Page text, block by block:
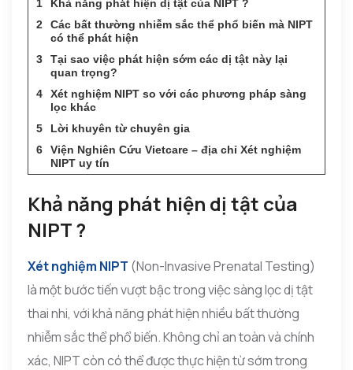
Khả năng phát hiện dị tật của NIPT ?
Các bất thường nhiễm sắc thể phổ biến mà NIPT
có thể phát hiện
Tại sao việc phát hiện sớm các dị tật này lại
quan trọng?
Xét nghiệm NIPT so với các phương pháp sàng
lọc khác
Lời khuyên từ chuyên gia
Viện Nghiên Cứu Vietcare – địa chỉ Xét nghiệm
NIPT uy tín
Khả năng phát hiện dị tật của
NIPT ?
Xét nghiệm NIPT (Non-Invasive Prenatal Testing)
là một bước tiến vượt bậc trong việc sàng lọc dị tật
thai nhi, với khả năng phát hiện nhiều bất thường
nhiễm sắc thể phổ biến. Không chỉ an toàn và chính
xác, NIPT còn có thể được thực hiện từ sớm trong